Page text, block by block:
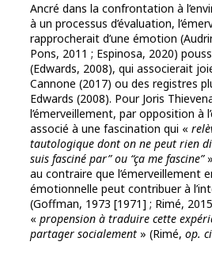
Ancré dans la confrontation à
à un processus d’évaluation,
rapprocherait d’une émotion
Pons, 2011 ; Espinosa, 2020)
(Edwards, 2008), qui associerait
Cannone (2017) ou des registres
Edwards (2008). Pour Joris
l’émerveillement, par opposition à
associé à une fascination qui «
tautologique dont on ne peut rien
suis fasciné par” ou “ça me fascine”
au contraire que l’émerveillement
émotionnelle peut contribuer à
(Goffman, 1973 [1971] ; Rimé,
« propension à traduire cette
partager socialement » (Rimé, op.